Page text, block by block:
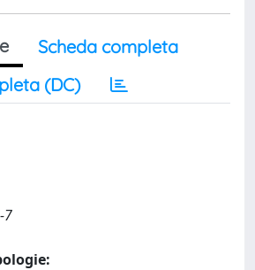
Scheda completa
(DC)
7